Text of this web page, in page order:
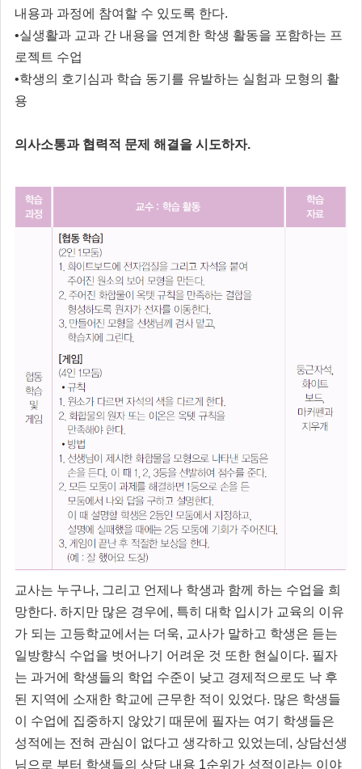
내용과 과정에 참여할 수 있도록 한다.
•실생활과 교과 간 내용을 연계한 학생 활동을 포함하는 프
로젝트 수업
•학생의 호기심과 학습 동기를 유발하는 실험과 모형의 활
용
의사소통과 협력적 문제 해결을 시도하자.
교사는 누구나, 그리고 언제나 학생과 함께 하는 수업을 희
망한다. 하지만 많은 경우에, 특히 대학 입시가 교육의 이유
가 되는 고등학교에서는 더욱, 교사가 말하고 학생은 듣는
일방향식 수업을 벗어나기 어려운 것 또한 현실이다. 필자
는 과거에 학생들의 학업 수준이 낮고 경제적으로도 낙 후
된 지역에 소재한 학교에 근무한 적이 있었다. 많은 학생들
이 수업에 집중하지 않았기 때문에 필자는 여기 학생들은
성적에는 전혀 관심이 없다고 생각하고 있었는데, 상담선생
님으로 부터 학생들의 상담 내용 1순위가 성적이라는 이야